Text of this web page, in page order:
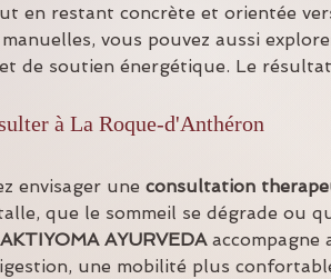
en restant concrète et orientée
vous pouvez aussi
et de soutien énergétique. Le
à La Roque-d'Anthéron
envisager une consultation
que le sommeil se dégrade ou
AYURVEDA accompagne
une mobilité plus